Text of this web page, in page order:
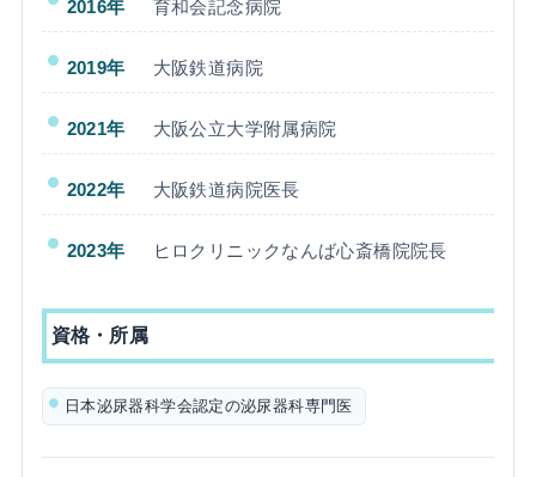
2016年 育和会記念病院
2019年 大阪鉄道病院
2021年 大阪公立大学附属病院
2022年 大阪鉄道病院医長
2023年 ヒロクリニックなんば心斎橋院院長
資格・所属
日本泌尿器科学会認定の泌尿器科専門医